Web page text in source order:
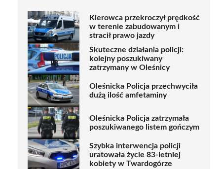
Kierowca przekroczył prędkość
w terenie zabudowanym i
stracił prawo jazdy
Skuteczne działania policji:
kolejny poszukiwany
zatrzymany w Oleśnicy
Oleśnicka Policja przechwyciła
dużą ilość amfetaminy
Oleśnicka Policja zatrzymała
poszukiwanego listem gończym
Szybka interwencja policji
uratowała życie 83-letniej
kobiety w Twardogórze